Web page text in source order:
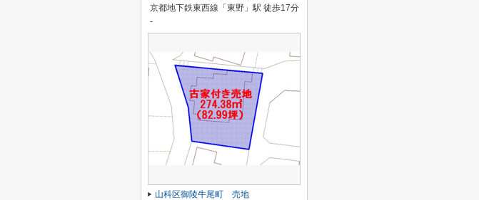
京都地下鉄東西線「東野」駅 徒歩17分
-
山科区御陵牛尾町 売地